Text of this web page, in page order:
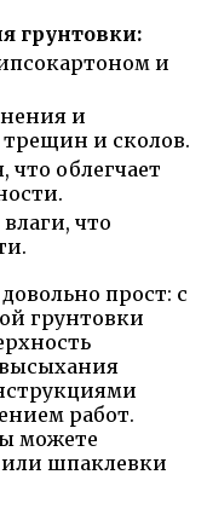
грунтовки:
и
и
и сколов.
что облегчает
что
прост: с
грунтовки
высыхания
работ.
можете
шпаклевки